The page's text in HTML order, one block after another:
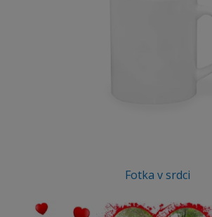
Fotka v srdci